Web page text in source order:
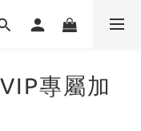
專屬加